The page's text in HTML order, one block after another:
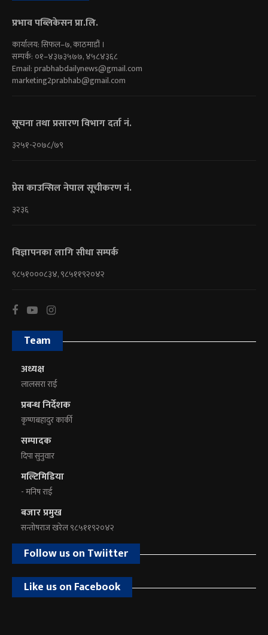
प्रभाव पब्लिकेसन प्रा.लि.
कार्यालय: सिफल–७, काठमाडौं ।
सम्पर्क: ०१–४३७३५७७, ४५८४३६८
Email:prabhabdailynews@gmail.com
marketing2prabhab@gmail.com
सूचना तथा प्रसारण विभाग दर्ता नं.
३२५१-२०७८/७९
प्रेस काउन्सिल नेपाल सूचीकरण नं.
३२३६
विज्ञापनका लागि सीधा सम्पर्क
९८५१०००८३४, ९८५११९२०४२
Team
अध्यक्ष
लालसरा राई
प्रबन्ध निर्देशक
कृष्णबहादुर कार्की
सम्पादक
दिपा सुनुवार
मल्टिमिडिया
- मनिष राई
बजार प्रमुख
सन्तोषराज खरेल ९८५११९२०४२
Follow us on Twiitter
Like us on Facebook